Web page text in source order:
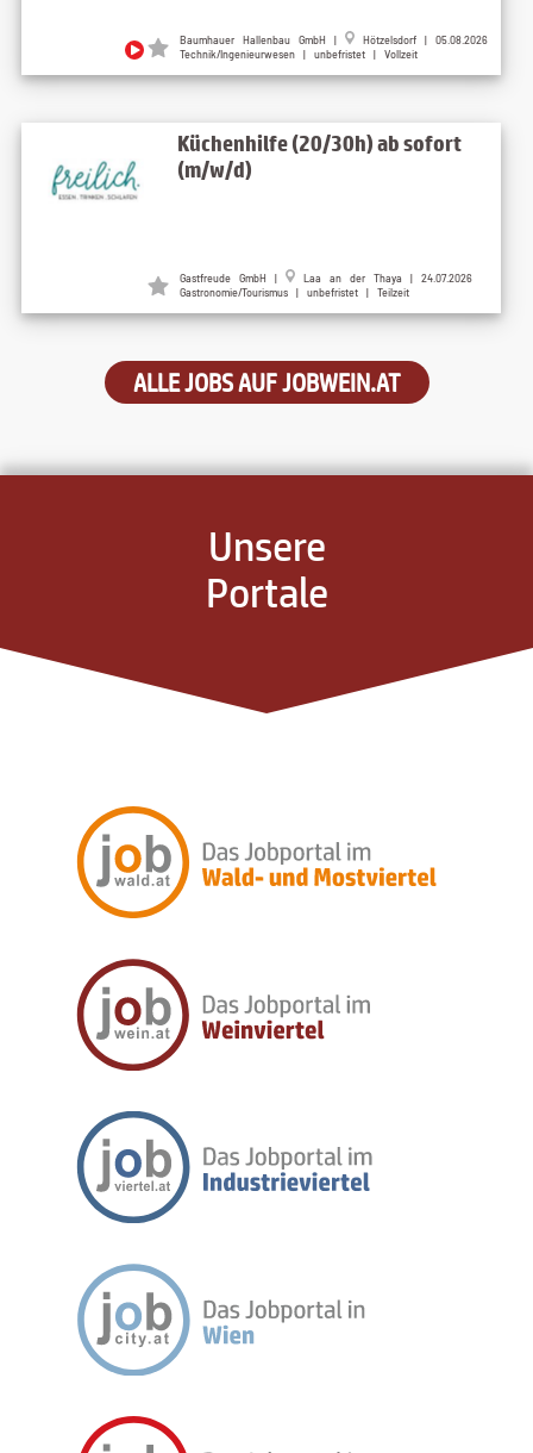
Baumhauer Hallenbau GmbH Hötzelsdorf
| 05.08.2026
Technik/Ingenieurwesen | unbefristet | Vollzeit
Küchenhilfe (20/30h) ab sofort
(m/w/d)
Gastfreude GmbH Laa an der Thaya
| 24.07.2026
Gastronomie/Tourismus | unbefristet | Teilzeit
ALLE JOBS AUF JOBWEIN.AT
Unsere
Portale